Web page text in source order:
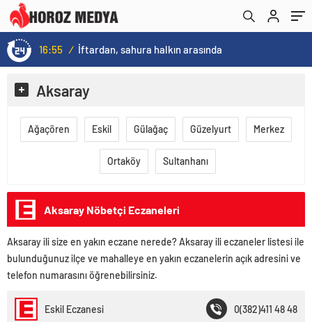
16:55 / İftardan, sahura halkın arasında
Aksaray
Ağaçören Eskil Gülağaç Güzelyurt Merkez
Ortaköy Sultanhanı
Aksaray Nöbetçi Eczaneleri
Aksaray ili size en yakın eczane nerede? Aksaray ili eczaneler listesi ile
bulunduğunuz ilçe ve mahalleye en yakın eczanelerin açık adresini ve
telefon numarasını öğrenebilirsiniz.
Eskil Eczanesi 0(382)411 48 48